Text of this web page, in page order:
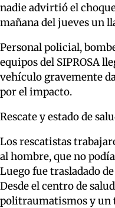
nadie advirtió el
mañana del jueves un
Personal policial,
equipos del SIPROSA
vehículo gravemente
por el impacto.
Rescate y estado de
Los rescatistas
al hombre, que no
Luego fue trasladado
Desde el centro de
politraumatismos y un